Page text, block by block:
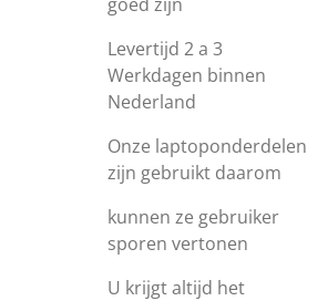
Levertijd 2 a 3
Werkdagen binnen
Nederland
Onze laptoponderdelen
zijn gebruikt daarom
kunnen ze gebruiker
sporen vertonen
U krijgt altijd het